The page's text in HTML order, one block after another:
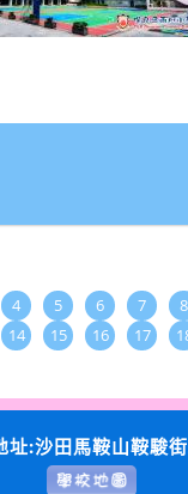
4 5 6 7 8
14 15 16 17
址:沙田馬鞍山鞍駿